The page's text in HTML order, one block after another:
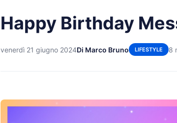
Happy Birthday
venerdì 21 giugno 2024Di Marco Bruno LIFESTYLE 8